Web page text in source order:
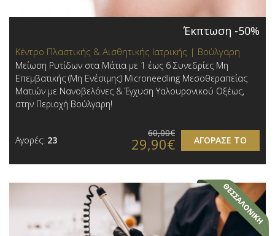
Έκπτωση -50%
Κέντρο Πλαστικής & Αισθητικής Ιατρικής | Βούλγαρη
Μείωση Ρυτίδων στα Μάτια με 1 έως 6 Συνεδρίες Μη
Επεμβατικής (Μη Ενέσιμης) Microneedling Μεσοθεραπείας
Ματιών με Νανοβελόνες & Έγχυση Υαλουρονικού Οξέως,
στην Περιοχή Βούλγαρη!
Αγορές: 23 ΑΓΟΡΑΣΕ ΤΟ
60,00€
29,90€